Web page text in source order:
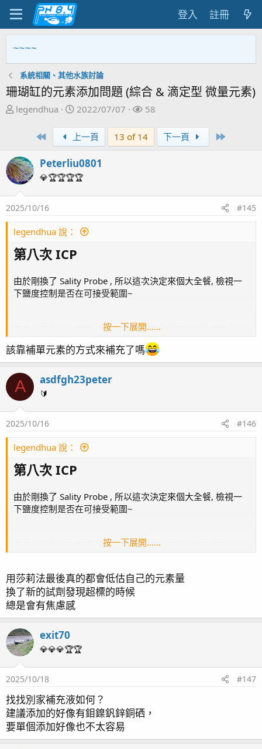
登入 註冊
系統相關、其他水族討論
珊瑚缸的元素添加問題 (綜合 & 滴定型 微量元素)
主
人
legendhua
開
日
期
2022/07/07
關
者
58
First 上一頁 13 of 14 下一頁
Peterliu0801
💎🏆🏆🏆🏆
2025/10/16 #145
legendhua 說：
第八次 ICP
由於剛換了 Sality Probe , 所以這次決定來個大全餐, 檢視一
下鹽度控制是否在可接受範圍~
多了三分之一的價錢, 多測了一些項目: (簡餐沒有的項目)
1. RODI
2. PHYSICAL-CHEMICAL BASIC VALUES
鹽度, KH, pH, CO2....等
3. Nutrients
NO2, NO3
4.Pollutants
更多的微量元素測項 (沒仔細算, 大約多了八項)
大全餐的樣品罐比較多~
ICPbylegendhua, 於 Flickr
1. 鹽度
看起來校正後的 APEX Sality Probe 並沒有與 ICP 數據差太
多,
電子光學鹽度計的數值稍微高了些~
ICP: 33.9 PSU
電子光學鹽度計: 1.026/34/35 (SG/PSU/PPT)
APEX Sality Probe: 33.8 PSU
ps: 我之前都是抓 35ppt, 但 ICP 建議 35PSU, 幾乎是要再拉
高1, 我可能會先微拉 0.2 左右吧~
按一下展開……
該靠補單元素的方式來補充了嗎
A asdfgh23peter
🔰
2025/10/16 #146
legendhua 說：
第八次 ICP
由於剛換了 Sality Probe , 所以這次決定來個大全餐, 檢視一
下鹽度控制是否在可接受範圍~
多了三分之一的價錢, 多測了一些項目: (簡餐沒有的項目)
1. RODI
2. PHYSICAL-CHEMICAL BASIC VALUES
鹽度, KH, pH, CO2....等
3. Nutrients
NO2, NO3
4.Pollutants
更多的微量元素測項 (沒仔細算, 大約多了八項)
大全餐的樣品罐比較多~
ICPbylegendhua, 於 Flickr
按一下展開……
用莎莉法最後真的都會低估自己的元素量
換了新的試劑發現超標的時候
總是會有焦慮感
exit70
💎💎💎🏆🏆
2025/10/18 #147
找找別家補充液如何？
建議添加的好像有鉬鎳釩鋅銅硒，
要單個添加好像也不太容易